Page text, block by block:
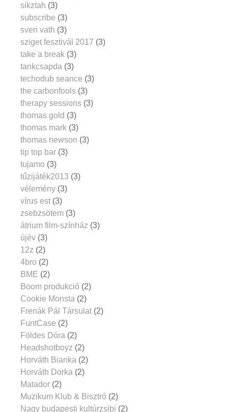
sikztah (3)
subscribe (3)
sven vath (3)
sziget fesztivál 2017 (3)
take a break (3)
tankcsapda (3)
techodub seance (3)
the carbonfools (3)
therapy sessions (3)
thomas gold (3)
thomas mark (3)
thomas newson (3)
tip top bar (3)
tujamo (3)
tűzijáték2013 (3)
vélemény (3)
vírus est (3)
zsebzsötem (3)
átrium film-színház (3)
újév (3)
12z (2)
4bro (2)
BME (2)
Boom produkció (2)
Cookie Monsta (2)
Frenák Pál Társulat (2)
FuntCase (2)
Földes Dóra (2)
Headshotboyz (2)
Horváth Bianka (2)
Horváth Dorka (2)
Matador (2)
Muzikum Klub & Bisztró (2)
Nagy budapesti kultúrzsibi (2)